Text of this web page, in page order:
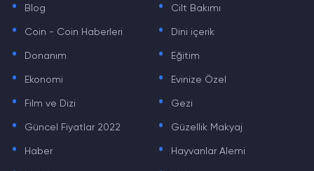
Blog Cilt Bakımı
. Coin - Coin Haberleri . Dini içerik
. Donanım . Eğitim
. Ekonomi . Evinize Özel
. Film ve Dizi . Gezi
. Güncel Fiyatlar 2022 . Güzellik Makyaj
. Haber . Hayvanlar Alemi